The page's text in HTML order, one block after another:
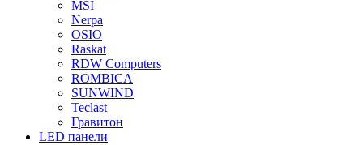
MSI
Nerpa
OSIO
Raskat
RDW Computers
ROMBICA
SUNWIND
Teclast
Гравитон
LED панели